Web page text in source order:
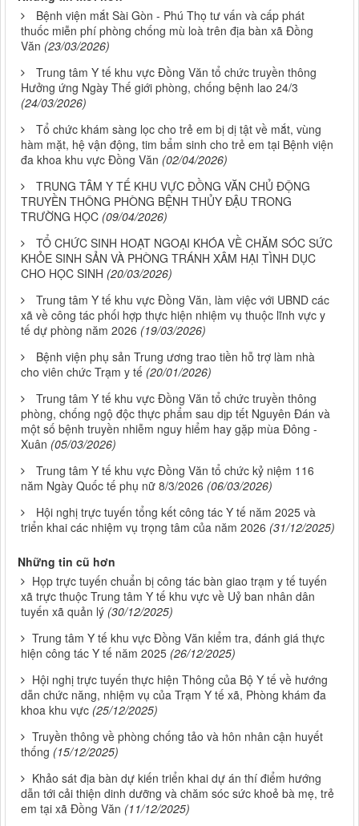
Bệnh viện mắt Sài Gòn - Phú Thọ tư vấn và cấp phát
thuốc miễn phí phòng chống mù loà trên địa bàn xã Đồng
Văn (23/03/2026)
Trung tâm Y tế khu vực Đồng Văn tổ chức truyền thông
Hưởng ứng Ngày Thế giới phòng, chống bệnh lao 24/3
(24/03/2026)
Tổ chức khám sàng lọc cho trẻ em bị dị tật về mắt, vùng
hàm mặt, hệ vận động, tim bẩm sinh cho trẻ em tại Bệnh viện
đa khoa khu vực Đồng Văn (02/04/2026)
TRUNG TÂM Y TẾ KHU VỰC ĐỒNG VĂN CHỦ ĐỘNG
TRUYỀN THÔNG PHÒNG BỆNH THỦY ĐẬU TRONG
TRƯỜNG HỌC (09/04/2026)
TỔ CHỨC SINH HOẠT NGOẠI KHÓA VỀ CHĂM SÓC SỨC
KHỎE SINH SẢN VÀ PHÒNG TRÁNH XÂM HẠI TÌNH DỤC
CHO HỌC SINH (20/03/2026)
Trung tâm Y tế khu vực Đồng Văn, làm việc với UBND các
xã về công tác phối hợp thực hiện nhiệm vụ thuộc lĩnh vực y
tế dự phòng năm 2026 (19/03/2026)
Bệnh viện phụ sản Trung ương trao tiền hỗ trợ làm nhà
cho viên chức Trạm y tế (20/01/2026)
Trung tâm Y tế khu vực Đồng Văn tổ chức truyền thông
phòng, chống ngộ độc thực phẩm sau dịp tết Nguyên Đán và
một số bệnh truyền nhiễm nguy hiểm hay gặp mùa Đông -
Xuân (05/03/2026)
Trung tâm Y tế khu vực Đồng Văn tổ chức kỷ niệm 116
năm Ngày Quốc tế phụ nữ 8/3/2026 (06/03/2026)
Hội nghị trực tuyến tổng kết công tác Y tế năm 2025 và
triển khai các nhiệm vụ trọng tâm của năm 2026 (31/12/2025)
Những tin cũ hơn
Họp trực tuyến chuẩn bị công tác bàn giao trạm y tế tuyến
xã trực thuộc Trung tâm Y tế khu vực về Uỷ ban nhân dân
tuyến xã quản lý (30/12/2025)
Trung tâm Y tế khu vực Đồng Văn kiểm tra, đánh giá thực
hiện công tác Y tế năm 2025 (26/12/2025)
Hội nghị trực tuyến thực hiện Thông của Bộ Y tế về hướng
dẫn chức năng, nhiệm vụ của Trạm Y tế xã, Phòng khám đa
khoa khu vực (25/12/2025)
Truyền thông về phòng chống tảo và hôn nhân cận huyết
thống (15/12/2025)
Khảo sát địa bàn dự kiến triển khai dự án thí điểm hướng
dẫn tới cải thiện dinh dưỡng và chăm sóc sức khoẻ bà mẹ, trẻ
em tại xã Đồng Văn (11/12/2025)